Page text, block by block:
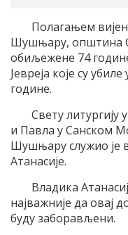
Полагањем
Шушњару, општина
обиљежене 74
Јевреја које су
године.
Свету литургију
и Павла у Санском
Шушњару служио је
Атанасије.
Владика
најважније да овај
буду заборављени.